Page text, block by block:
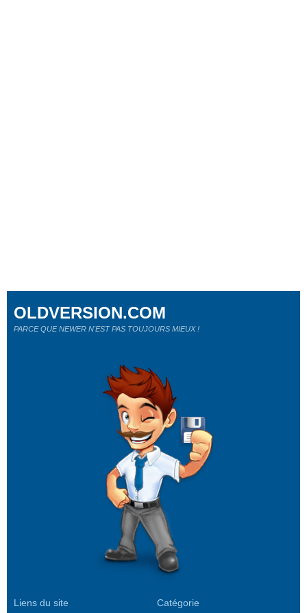
Liens du site Catégorie
OLDVERSION.COM
PARCE QUE NEWER N'EST PAS TOUJOURS MIEUX !